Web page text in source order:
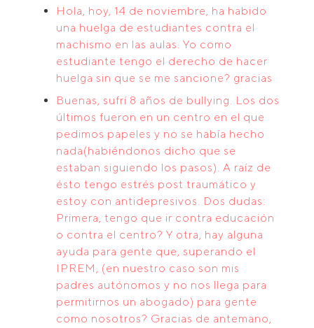
Hola, hoy, 14 de noviembre, ha habido
una huelga de estudiantes contra el
machismo en las aulas. Yo como
estudiante tengo el derecho de hacer
huelga sin que se me sancione? gracias
Buenas, sufrí 8 años de bullying. Los dos
últimos fueron en un centro en el que
pedimos papeles y no se había hecho
nada(habiéndonos dicho que se
estaban siguiendo los pasos). A raíz de
ésto tengo estrés post traumático y
estoy con antidepresivos. Dos dudas:
Primera, tengo que ir contra educación
o contra el centro? Y otra, hay alguna
ayuda para gente que, superando el
IPREM, (en nuestro caso son mis
padres autónomos y no nos llega para
permitirnos un abogado) para gente
como nosotros? Gracias de antemano,